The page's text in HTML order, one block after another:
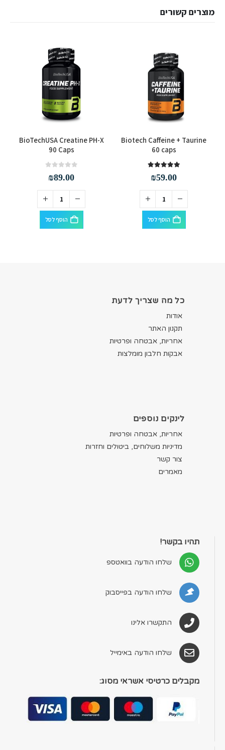
מוצרים קשורים
Biotech Caffeine + Taurine
60 caps
₪59.00
הוסף לסל
BioTechUSA Creatine PH-X
90 Caps
₪89.00
הוסף לסל
כל מה שצריך לדעת
אודות
תקנון האתר
אחריות, אבטחה ופרטיות
אבקות חלבון מומלצות
לינקים נוספים
אחריות, אבטחה ופרטיות
מדיניות משלוחים, ביטולים וחזרות
צור קשר
מאמרים
תהיו בקשר!
שלחו הודעה בוואטספ
שלחו הודעה בפייסבוק
התקשרו אלינו
שלחו הודעה באימייל
מקבלים כרטיסי אשראי מסוג: